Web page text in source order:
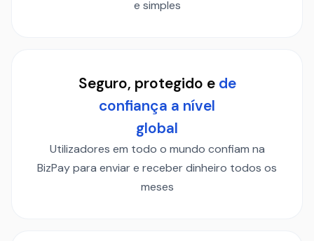
e simples
Seguro, protegido e de
confiança a nível
global
Utilizadores em todo o mundo confiam na
BizPay para enviar e receber dinheiro todos os
meses